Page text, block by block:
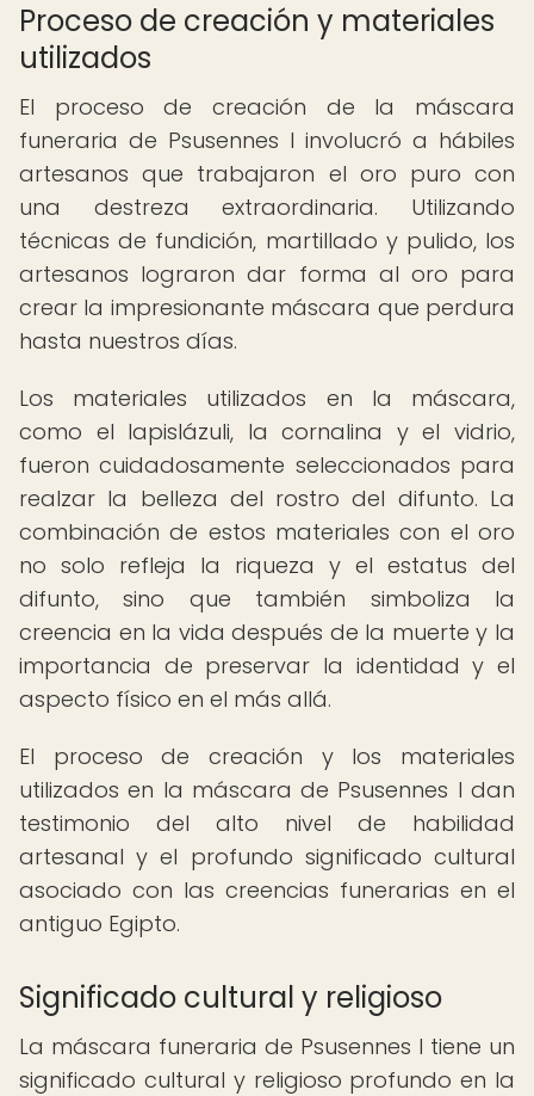
Proceso de creación y materiales
utilizados
El proceso de creación de la máscara
funeraria de Psusennes I involucró a hábiles
artesanos que trabajaron el oro puro con
una destreza extraordinaria. Utilizando
técnicas de fundición, martillado y pulido, los
artesanos lograron dar forma al oro para
crear la impresionante máscara que perdura
hasta nuestros días.
Los materiales utilizados en la máscara,
como el lapislázuli, la cornalina y el vidrio,
fueron cuidadosamente seleccionados para
realzar la belleza del rostro del difunto. La
combinación de estos materiales con el oro
no solo refleja la riqueza y el estatus del
difunto, sino que también simboliza la
creencia en la vida después de la muerte y la
importancia de preservar la identidad y el
aspecto físico en el más allá.
El proceso de creación y los materiales
utilizados en la máscara de Psusennes I dan
testimonio del alto nivel de habilidad
artesanal y el profundo significado cultural
asociado con las creencias funerarias en el
antiguo Egipto.
Significado cultural y religioso
La máscara funeraria de Psusennes I tiene un
significado cultural y religioso profundo en la